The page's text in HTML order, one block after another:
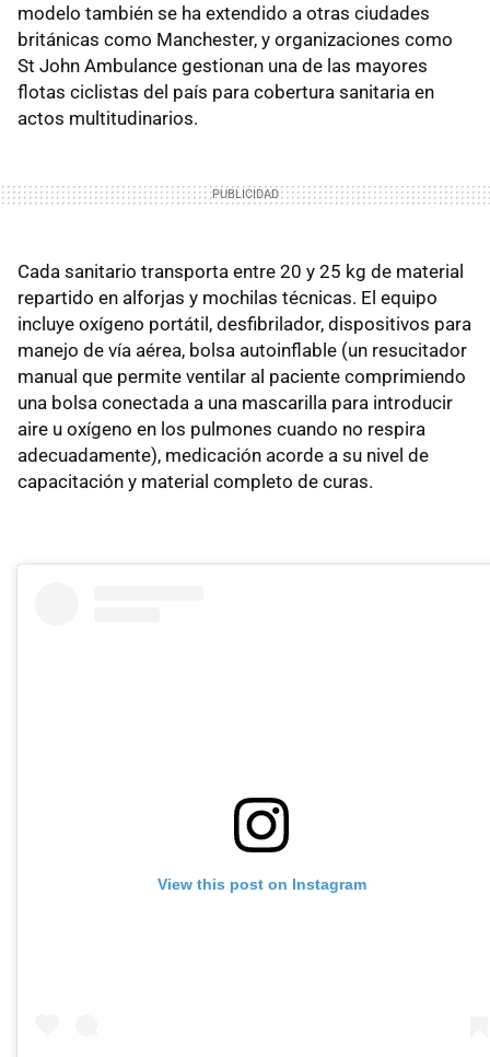
modelo también se ha extendido a otras ciudades
británicas como Manchester, y organizaciones como
St John Ambulance gestionan una de las mayores
flotas ciclistas del país para cobertura sanitaria en
actos multitudinarios.
Cada sanitario transporta entre 20 y 25 kg de material
repartido en alforjas y mochilas técnicas. El equipo
incluye oxígeno portátil, desfibrilador, dispositivos para
manejo de vía aérea, bolsa autoinflable (un resucitador
manual que permite ventilar al paciente comprimiendo
una bolsa conectada a una mascarilla para introducir
aire u oxígeno en los pulmones cuando no respira
adecuadamente), medicación acorde a su nivel de
capacitación y material completo de curas.
View this post on Instagram